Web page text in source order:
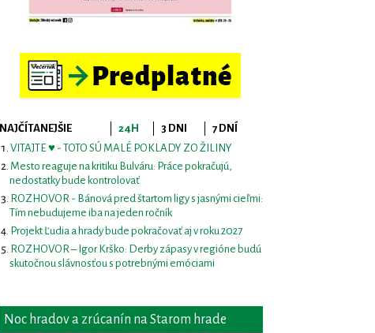
NAJČÍTANEJŠIE 24H 3 DNI
7 DNÍ
VITAJTE ♥ - TOTO SÚ MALÉ POKLADY ZO ŽILINY
Mesto reaguje na kritiku Bulváru: Práce pokračujú,
nedostatky bude kontrolovať
ROZHOVOR - Bánová pred štartom ligy s jasnými cieľmi:
Tím nebudujeme iba na jeden ročník
Projekt Ľudia a hrady bude pokračovať aj v roku 2027
ROZHOVOR – Igor Krško: Derby zápasy v regióne budú
skutočnou slávnosťou s potrebnými emóciami
Noc hradov a zrúcanín na Starom hrade